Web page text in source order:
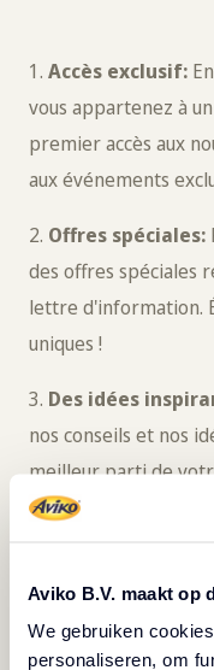
Aviko B.V. maakt op
We gebruiken
personaliseren, om
1. Accès exclusif:
vous appartenez à
premier accès aux
aux événements
2. Offres spéciales:
des offres spéciales
lettre d'information.
uniques !
3. Des idées
nos conseils et nos
meilleur parti de
l'hôtellerie et de la
de la restauration
chaque mois.